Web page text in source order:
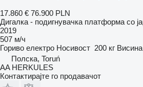
17.860 € 76.900 PLN
Дигалка - подигнувачка платформа со
2019
507 м/ч
Гориво електро Носивост 200 кг
Полска, Toruń
AA HERKULES
Контактирајте го продавачот